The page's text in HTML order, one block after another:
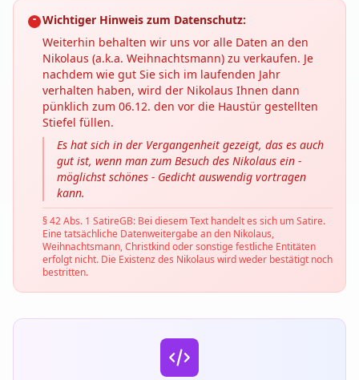
Wichtiger Hinweis zum Datenschutz:
Weiterhin behalten wir uns vor alle Daten an den
Nikolaus (a.k.a. Weihnachtsmann) zu verkaufen. Je
nachdem wie gut Sie sich im laufenden Jahr
verhalten haben, wird der Nikolaus Ihnen dann
pünklich zum 06.12. den vor die Haustür gestellten
Stiefel füllen.
Es hat sich in der Vergangenheit gezeigt, das es auch
gut ist, wenn man zum Besuch des Nikolaus ein -
möglichst schönes - Gedicht auswendig vortragen
kann.
§ 42 Abs. 1 SatireGB: Bei diesem Text handelt es sich um Satire.
Eine tatsächliche Datenweitergabe an den Nikolaus,
Weihnachtsmann, Christkind oder sonstige festliche Entitäten
erfolgt nicht. Die Existenz des Nikolaus wird weder bestätigt noch
bestritten.